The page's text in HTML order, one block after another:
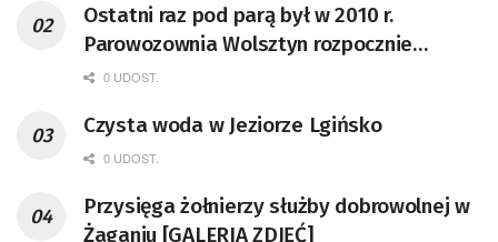
Ostatni raz pod parą był w 2010 r.
Parowozownia Wolsztyn rozpocznie
remont unikatowego Tr5-65
0 UDOST.
Czysta woda w Jeziorze Lgińsko
0 UDOST.
Przysięga żołnierzy służby dobrowolnej w
Żaganiu [GALERIA ZDJĘĆ]